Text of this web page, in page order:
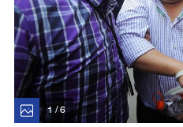
1 / 6